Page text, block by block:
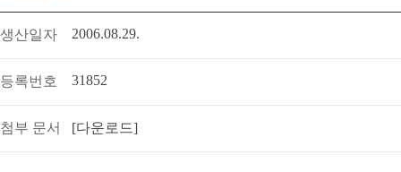
생산일자 2006.08.29.
등록번호 31852
첨부 문서 [다운로드]